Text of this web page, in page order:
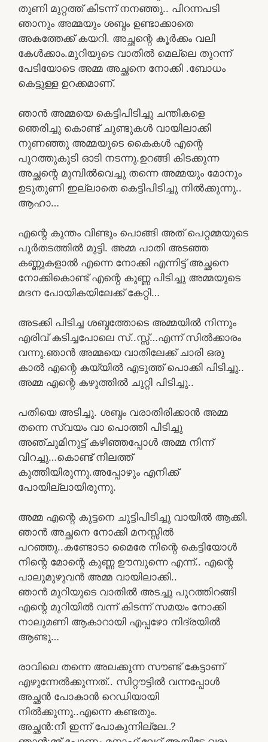
തുണി മുറ്റത്ത് കിടന്ന് നനഞ്ഞു.. പിറന്നപടി
ഞാനും അമ്മയും ശബ്ദം ഉണ്ടാക്കാതെ
അകത്തേക്ക് കയറി. അച്ഛന്റെ കൂർക്കം വലി
കേൾക്കാം.മുറിയുടെ വാതിൽ മെല്ലെ തുറന്ന്
പേടിയോടെ അമ്മ അച്ഛനെ നോക്കി .ബോധം
കെട്ടുള്ള ഉറക്കമാണ്.
ഞാൻ അമ്മയെ കെട്ടിപിടിച്ചു ചന്തികളെ
ഞെരിച്ചു കൊണ്ട് ചുണ്ടുകൾ വായിലാക്കി
നുണഞ്ഞു അമ്മയുടെ കൈകൾ എന്റെ
പുറത്തുകൂടി ഓടി നടന്നു.ഉറങ്ങി കിടക്കുന്ന
അച്ഛന്റെ മുമ്പിൽവെച്ചു തന്നെ അമ്മയും മോനും
ഉടുതുണി ഇല്ലാതെ കെട്ടിപിടിച്ചു നിൽക്കുന്നു..
ആഹാ…
എന്റെ കുന്തം വീണ്ടും പൊങ്ങി അത് പെറ്റമ്മയുടെ
പൂർതടത്തിൽ മുട്ടി. അമ്മ പാതി അടഞ്ഞ
കണ്ണുകളാൽ എന്നെ നോക്കി എന്നിട്ട് അച്ഛനെ
നോക്കികൊണ്ട് എന്റെ കുണ്ണ പിടിച്ചു അമ്മയുടെ
മദന പോയികയിലേക്ക് കേറ്റി…
അടക്കി പിടിച്ച ശബ്ദത്തോടെ അമ്മയിൽ നിന്നും
എരിവ് കടിച്ചപോലെ സ്..സ്സ്…എന്ന് സിൽക്കാരം
വന്നു.ഞാൻ അമ്മയെ വാതിലേക്ക് ചാരി ഒരു
കാൽ എന്റെ കയ്യിൽ എടുത്ത് പൊക്കി പിടിച്ചു..
അമ്മ എന്റെ കഴുത്തിൽ ചുറ്റി പിടിച്ചു..
പതിയെ അടിച്ചു. ശബ്ദം വരാതിരിക്കാൻ അമ്മ
തന്നെ സ്വയം വാ പൊത്തി പിടിച്ചു
അഞ്ചുമിനുട്ട് കഴിഞ്ഞപ്പോൾ അമ്മ നിന്ന്
വിറച്ചു…കൊണ്ട് നിലത്ത്
കുത്തിയിരുന്നു.അപ്പോഴും എനിക്ക്
പോയില്ലായിരുന്നു.
അമ്മ എന്റെ കുട്ടനെ ചുട്ടിപിടിച്ചു വായിൽ ആക്കി.
ഞാൻ അച്ഛനെ നോക്കി മനസ്സിൽ
പറഞ്ഞു..കണ്ടോടാ മൈരേ നിന്റെ കെട്ടിയോൾ
നിന്റെ മോന്റെ കുണ്ണ ഊമ്പുന്നെ എന്ന്.. എന്റെ
പാലുമുഴുവൻ അമ്മ വായിലാക്കി..
ഞാൻ മുറിയുടെ വാതിൽ അടച്ചു പുറത്തിറങ്ങി
എന്റെ മുറിയിൽ വന്ന് കിടന്ന് സമയം നോക്കി
നാലുമണി ആകാറായി എപ്പഴോ നിദ്രയിൽ
ആണ്ടു…
രാവിലെ തന്നെ അലക്കുന്ന സൗണ്ട് കേട്ടാണ്
എഴുന്നേൽക്കുന്നത്.. സിറ്റൗട്ടിൽ വന്നപ്പോൾ
അച്ഛൻ പോകാൻ റെഡിയായി
നിൽക്കുന്നു..എന്നെ കണ്ടതും.
അച്ഛൻ:നീ ഇന്ന് പോകുന്നില്ലേ..?